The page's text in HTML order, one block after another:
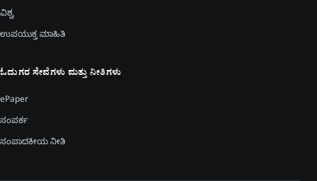
ವಿಶ್ವ
ಉಪಯುಕ್ತ ಮಾಹಿತಿ
ಓದುಗರ ಸೇವೆಗಳು ಮತ್ತು ನೀತಿಗಳು
ePaper
ಸಂಪರ್ಕ
ಸಂಪಾದಕೀಯ ನೀತಿ